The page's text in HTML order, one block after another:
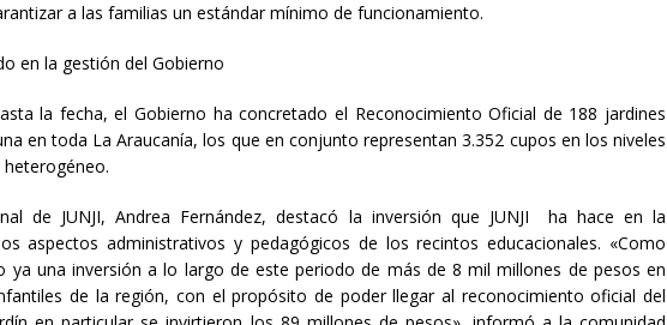
a las familias un estándar mínimo de funcionamiento.
en la gestión del Gobierno
la fecha, el Gobierno ha concretado el Reconocimiento Oficial de 188 jardines
en toda La Araucanía, los que en conjunto representan 3.352 cupos en los niveles
de JUNJI, Andrea Fernández, destacó la inversión que JUNJI ha hace en la
aspectos administrativos y pedagógicos de los recintos educacionales. «Como
ya una inversión a lo largo de este periodo de más de 8 mil millones de pesos en
de la región, con el propósito de poder llegar al reconocimiento oficial del